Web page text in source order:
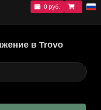
0 руб.
в Trovo